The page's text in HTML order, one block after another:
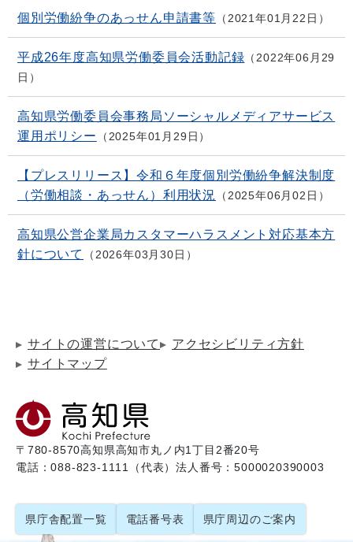
個別労働紛争のあっせん申請書等 2021年01月22日
平成26年度高知県労働委員会活動記録
2022年06月29
日
高知県労働委員会事務局ソーシャルメディアサービス
運用ポリシー
2025年01月29日
【プレスリリース】令和６年度個別労働紛争解決制度
（労働相談・あっせん）利用状況
2025年06月02日
高知県公営企業局カスタマーハラスメント対応基本方
針について
2026年03月30日
サイトの運営について
アクセシビリティ方針
サイトマップ
〒780-8570高知県高知市丸ノ内1丁目2番20号
電話：088-823-1111（代表）法人番号：5000020390003
県庁舎配置一覧 電話番号表 県庁周辺のご案内